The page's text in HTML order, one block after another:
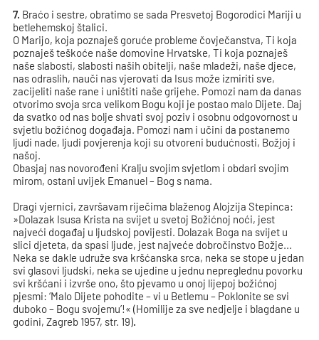
7. Braćo i sestre, obratimo se sada Presvetoj Bogorodici Mariji u
betlehemskoj štalici.
O Marijo, koja poznaješ goruće probleme čovječanstva, Ti koja
poznaješ teškoće naše domovine Hrvatske, Ti koja poznaješ
naše slabosti, slabosti naših obitelji, naše mladeži, naše djece,
nas odraslih, nauči nas vjerovati da Isus može izmiriti sve,
zacijeliti naše rane i uništiti naše grijehe. Pomozi nam da danas
otvorimo svoja srca velikom Bogu koji je postao malo Dijete. Daj
da svatko od nas bolje shvati svoj poziv i osobnu odgovornost u
svjetlu božićnog događaja. Pomozi nam i učini da postanemo
ljudi nade, ljudi povjerenja koji su otvoreni budućnosti, Božjoj i
našoj.
Obasjaj nas novorođeni Kralju svojim svjetlom i obdari svojim
mirom, ostani uvijek Emanuel – Bog s nama.
Dragi vjernici, završavam riječima blaženog Alojzija Stepinca:
»Dolazak Isusa Krista na svijet u svetoj Božićnoj noći, jest
najveći događaj u ljudskoj povijesti. Dolazak Boga na svijet u
slici djeteta, da spasi ljude, jest najveće dobročinstvo Božje...
Neka se dakle udruže sva kršćanska srca, neka se stope u jedan
svi glasovi ljudski, neka se ujedine u jednu nepreglednu povorku
svi kršćani i izvrše ono, što pjevamo u onoj lijepoj božićnoj
pjesmi: ‘Malo Dijete pohodite – vi u Betlemu – Poklonite se svi
duboko – Bogu svojemu’!« (Homilije za sve nedjelje i blagdane u
godini, Zagreb 1957, str. 19).